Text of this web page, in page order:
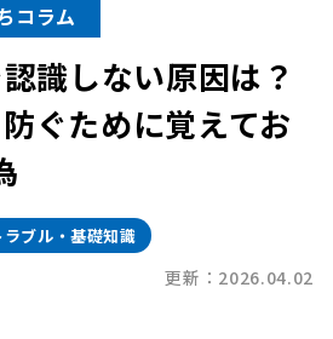
コラム
識しない原因は？
ぐために覚えてお
ブル・基礎知識
更新：2026.04.02